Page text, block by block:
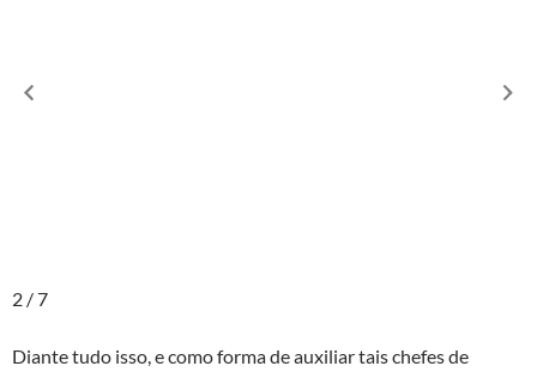
2 / 7
Diante tudo isso, e como forma de auxiliar tais chefes de